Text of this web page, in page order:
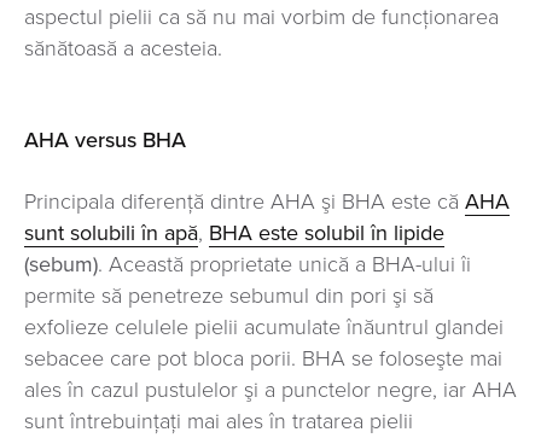
aspectul pielii ca să nu mai vorbim de funcţionarea
sănătoasă a acesteia.
AHA versus BHA
Principala diferenţă dintre AHA şi BHA este că AHA
sunt solubili în apă, BHA este solubil în lipide
(sebum). Această proprietate unică a BHA-ului îi
permite să penetreze sebumul din pori şi să
exfolieze celulele pielii acumulate înăuntrul glandei
sebacee care pot bloca porii. BHA se foloseşte mai
ales în cazul pustulelor şi a punctelor negre, iar AHA
sunt întrebuinţaţi mai ales în tratarea pielii